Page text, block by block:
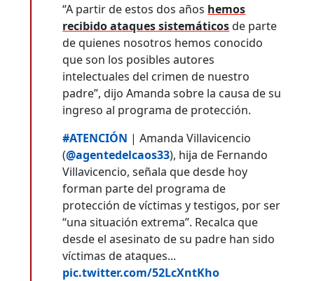
“A partir de estos dos años hemos
recibido ataques sistemáticosde parte
de quienes nosotros hemos conocido
que son los posibles autores
intelectuales del crimen de nuestro
padre”, dijo Amanda sobre la causa de su
ingreso al programa de protección.
#ATENCIÓN | Amanda Villavicencio
(@agentedelcaos33), hija de Fernando
Villavicencio, señala que desde hoy
forman parte del programa de
protección de víctimas y testigos, por ser
“una situación extrema”. Recalca que
desde el asesinato de su padre han sido
víctimas de ataques...
pic.twitter.com/52LcXntKho